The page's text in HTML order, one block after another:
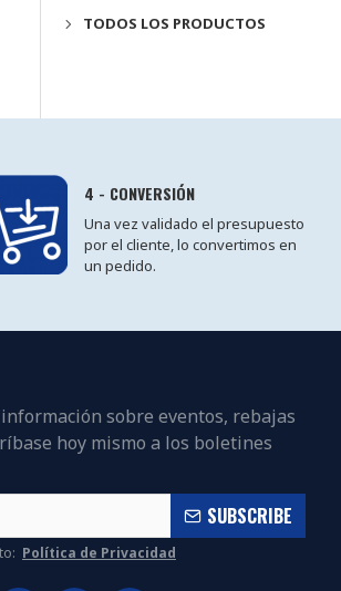
TODOS LOS PRODUCTOS
4 - CONVERSIÓN
Una vez validado el presupuesto
por el cliente, lo convertimos en
un pedido.
sobre eventos, rebajas
hoy mismo a los boletines
SUBSCRIBE
Política de Privacidad